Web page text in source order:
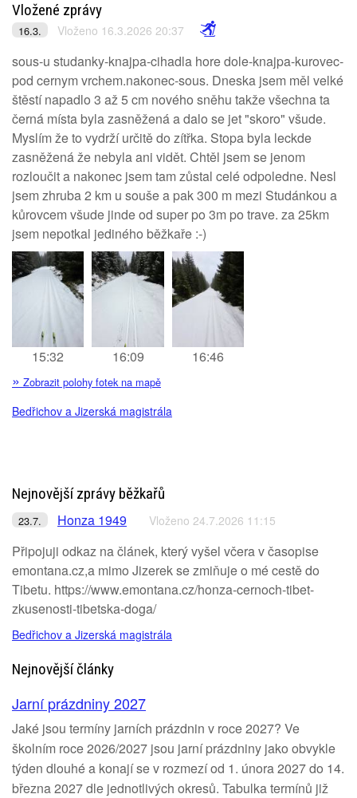
Vložené zprávy
16.3. Vloženo 16.3.2026 20:37
sous-u studanky-knajpa-cihadla hore dole-knajpa-kurovec-
pod cernym vrchem.nakonec-sous. Dneska jsem měl velké
štěstí napadlo 3 až 5 cm nového sněhu takže všechna ta
černá místa byla zasněžená a dalo se jet "skoro" všude.
Myslím že to vydrží určitě do zítřka. Stopa byla leckde
zasněžená že nebyla ani vidět. Chtěl jsem se jenom
rozloučit a nakonec jsem tam zůstal celé odpoledne. Nesl
jsem zhruba 2 km u souše a pak 300 m mezi Studánkou a
kůrovcem všude jinde od super po 3m po trave. za 25km
jsem nepotkal jediného běžkaře :-)
15:32 16:09 16:46
» Zobrazit polohy fotek na mapě
Bedřichov a Jizerská magistrála
Nejnovější zprávy běžkařů
23.7. Honza 1949 Vloženo 24.7.2026 11:15
Připojuji odkaz na článek, který vyšel včera v časopise
emontana.cz,a mimo Jizerek se zmiňuje o mé cestě do
Tibetu. https://www.emontana.cz/honza-cernoch-tibet-
zkusenosti-tibetska-doga/
Bedřichov a Jizerská magistrála
Nejnovější články
Jarní prázdniny 2027
Jaké jsou termíny jarních prázdnin v roce 2027? Ve
školním roce 2026/2027 jsou jarní prázdniny jako obvykle
týden dlouhé a konají se v rozmezí od 1. února 2027 do 14.
března 2027 dle jednotlivých okresů. Tabulka termínů již